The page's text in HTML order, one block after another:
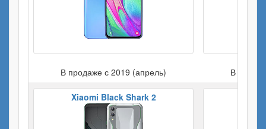
В продаже с 2019 (апрель) В
Xiaomi Black Shark 2